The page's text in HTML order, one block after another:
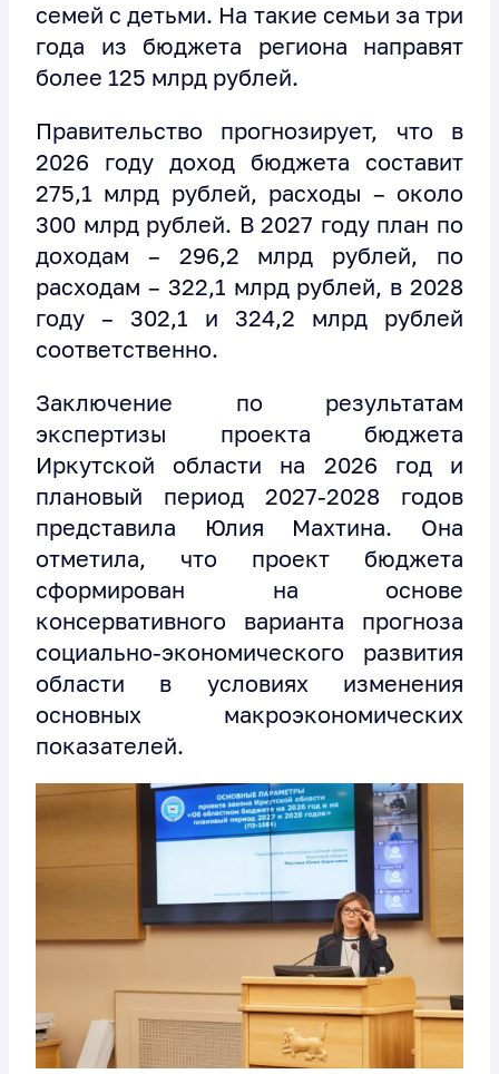
семей с детьми. На такие семьи за три
года из бюджета региона направят
более 125 млрд рублей.
Правительство прогнозирует, что в
2026 году доход бюджета составит
275,1 млрд рублей, расходы – около
300 млрд рублей. В 2027 году план по
доходам – 296,2 млрд рублей, по
расходам – 322,1 млрд рублей, в 2028
году – 302,1 и 324,2 млрд рублей
соответственно.
Заключение по результатам
экспертизы проекта бюджета
Иркутской области на 2026 год и
плановый период 2027-2028 годов
представила Юлия Махтина. Она
отметила, что проект бюджета
сформирован на основе
консервативного варианта прогноза
социально-экономического развития
области в условиях изменения
основных макроэкономических
показателей.